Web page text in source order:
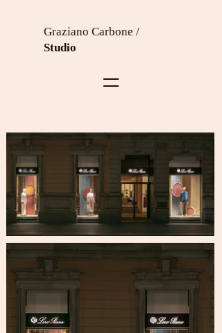
Graziano Carbone /
Studio